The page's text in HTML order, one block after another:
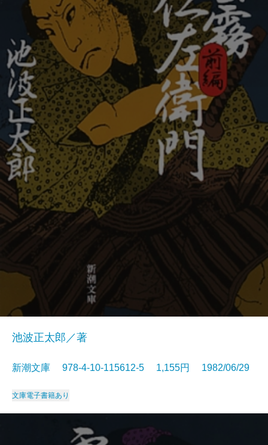
池波正太郎／著
新潮文庫 978-4-10-115612-5 1,155円 1982/06/29
文庫電子書籍あり